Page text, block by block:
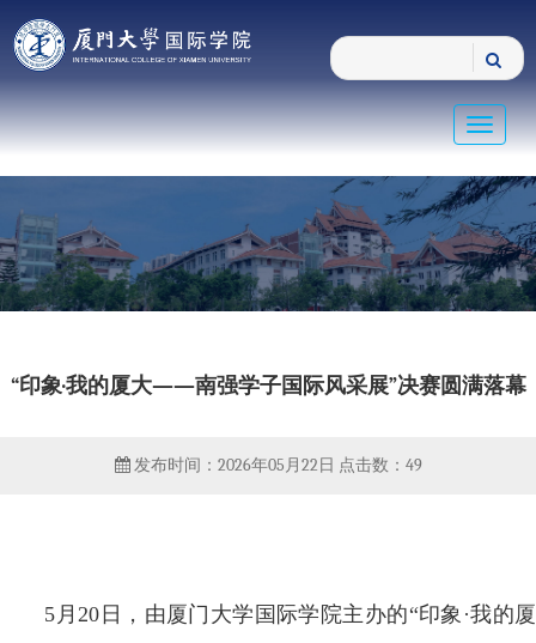
Toggle
“印象·我的厦大——南强学子国际风采展”决赛圆满落幕
发布时间：2026年05月22日 点击数： 49
5月20日，由厦门大学国际学院主办的“印象·我的厦